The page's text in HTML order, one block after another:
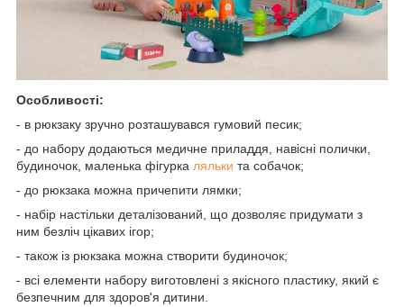
Особливості:
- в рюкзаку зручно розташувався гумовий песик;
- до набору додаються медичне приладдя, навісні полички,
будиночок, маленька фігурка ляльки та собачок;
- до рюкзака можна причепити лямки;
- набір настільки деталізований, що дозволяє придумати з
ним безліч цікавих ігор;
- також із рюкзака можна створити будиночок;
- всі елементи набору виготовлені з якісного пластику, який є
безпечним для здоров'я дитини.